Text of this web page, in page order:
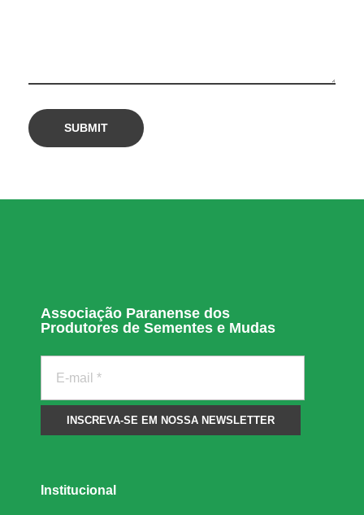
o
Associação Paranense dos
Produtores de Sementes e Mudas
Institucional